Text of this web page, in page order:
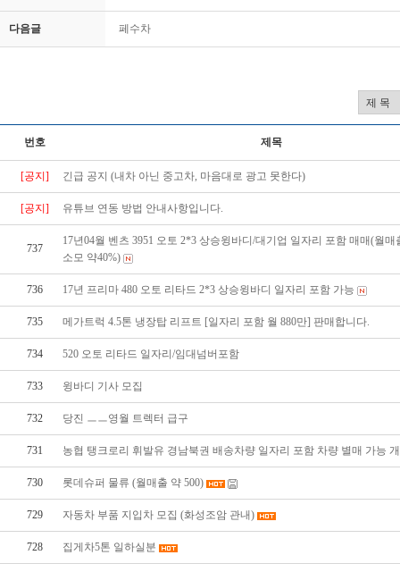
다음글 페수차
번호 제목
[공지] 긴급 공지 (내차 아닌 중고차, 마음대로 광고 못한다)
[공지] 유튜브 연동 방법 안내사항입니다.
737
17년04월 벤츠 3951 오토 2*3 상승윙바디/대기업 일자리 포함 매매(월매
소모 약40%)
736 17년 프리마 480 오토 리타드 2*3 상승윙바디 일자리 포함 가능
735 메가트럭 4.5톤 냉장탑 리프트 [일자리 포함 월 880만] 판매합니다.
734 520 오토 리타드 일자리/임대넘버포함
733 윙바디 기사 모집
732 당진 ㅡㅡ영월 트렉터 급구
731 농협 탱크로리 휘발유 경남북권 배송차량 일자리 포함 차량 별매 가능
730 롯데슈퍼 물류 (월매출 약 500)
729 자동차 부품 지입차 모집 (화성조암 관내)
728 집게차5톤 일하실분